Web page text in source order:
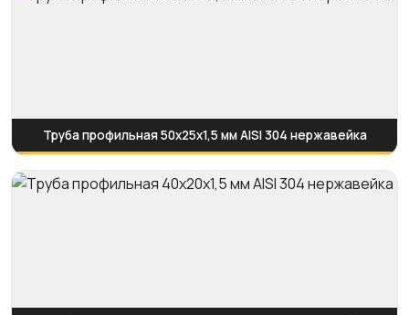
Труба профильная 50х25х1,5 мм AISI 304 нержавейка